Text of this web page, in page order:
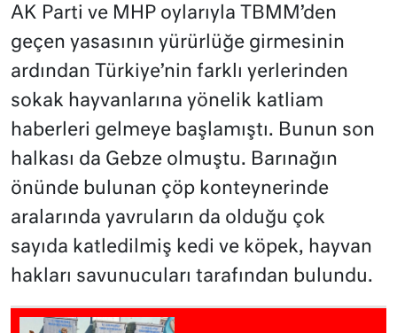
AK Parti ve MHP oylarıyla TBMM’den
geçen yasasının yürürlüğe girmesinin
ardından Türkiye’nin farklı yerlerinden
sokak hayvanlarına yönelik katliam
haberleri gelmeye başlamıştı. Bunun son
halkası da Gebze olmuştu. Barınağın
önünde bulunan çöp konteynerinde
aralarında yavruların da olduğu çok
sayıda katledilmiş kedi ve köpek, hayvan
hakları savunucuları tarafından bulundu.